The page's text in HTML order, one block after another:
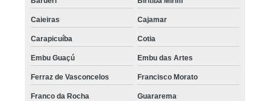
Caieiras Cajamar
Carapicuíba Cotia
Embu Guaçú Embu das Artes
Ferraz de Vasconcelos Francisco Morato
Franco da Rocha Guararema